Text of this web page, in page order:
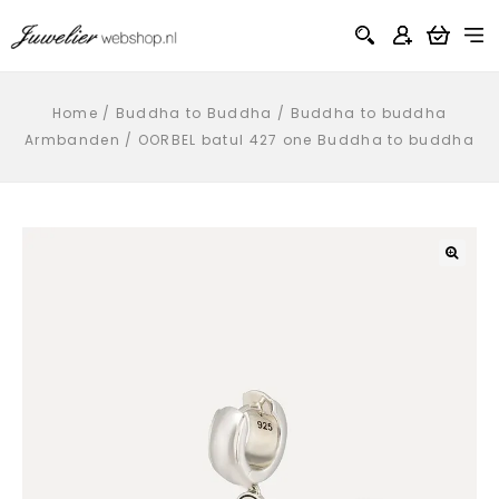
Home / Buddha to Buddha / Buddha to buddha
Armbanden / OORBEL batul 427 one Buddha to buddha